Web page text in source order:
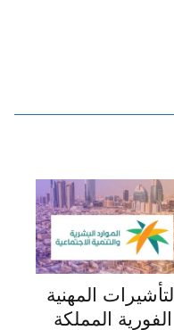
التأشيرات المهنية
الفورية المملكة